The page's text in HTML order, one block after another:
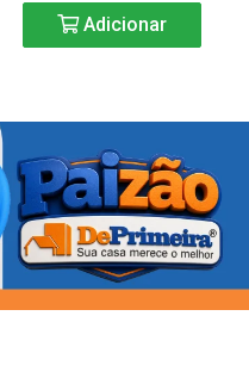
Adicionar